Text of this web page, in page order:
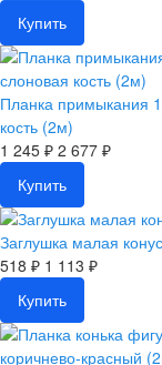
Купить
Планка примыкания
кость (2м)
1 245 ₽ 2 677 ₽
Купить
Заглушка малая
518 ₽ 1 113 ₽
Купить